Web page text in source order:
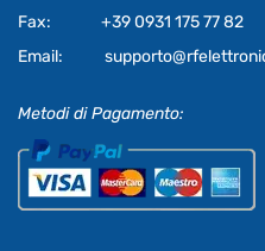
Fax:
+39 0931 175 77 82
Email:
Metodi di Pagamento: